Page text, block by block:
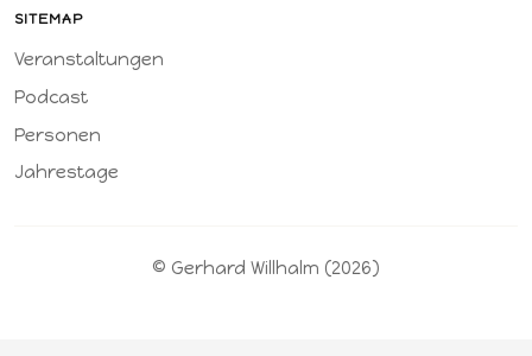
SITEMAP
Veranstaltungen
Podcast
Personen
Jahrestage
© Gerhard Willhalm (2026)